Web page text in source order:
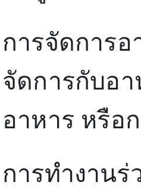
การจัดการอ
จัดการกับอ
อาหาร หรือ
การทำงาน